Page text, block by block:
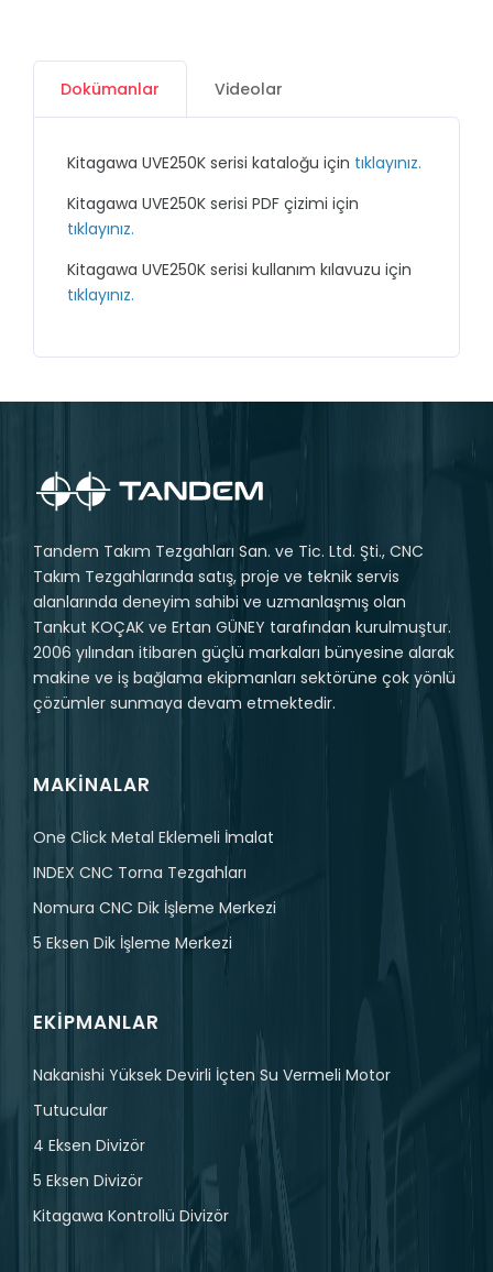
Dokümanlar Videolar
Kitagawa UVE250K serisi kataloğu için tıklayınız.
Kitagawa UVE250K serisi PDF çizimi için
tıklayınız.
Kitagawa UVE250K serisi kullanım kılavuzu için
tıklayınız.
Tandem Takım Tezgahları San. ve Tic. Ltd. Şti., CNC
Takım Tezgahlarında satış, proje ve teknik servis
alanlarında deneyim sahibi ve uzmanlaşmış olan
Tankut KOÇAK ve Ertan GÜNEY tarafından kurulmuştur.
2006 yılından itibaren güçlü markaları bünyesine alarak
makine ve iş bağlama ekipmanları sektörüne çok yönlü
çözümler sunmaya devam etmektedir.
MAKINALAR
One Click Metal Eklemeli İmalat
INDEX CNC Torna Tezgahları
Nomura CNC Dik İşleme Merkezi
5 Eksen Dik İşleme Merkezi
EKIPMANLAR
Nakanishi Yüksek Devirli İçten Su Vermeli Motor
Tutucular
4 Eksen Divizör
5 Eksen Divizör
Kitagawa Kontrollü Divizör